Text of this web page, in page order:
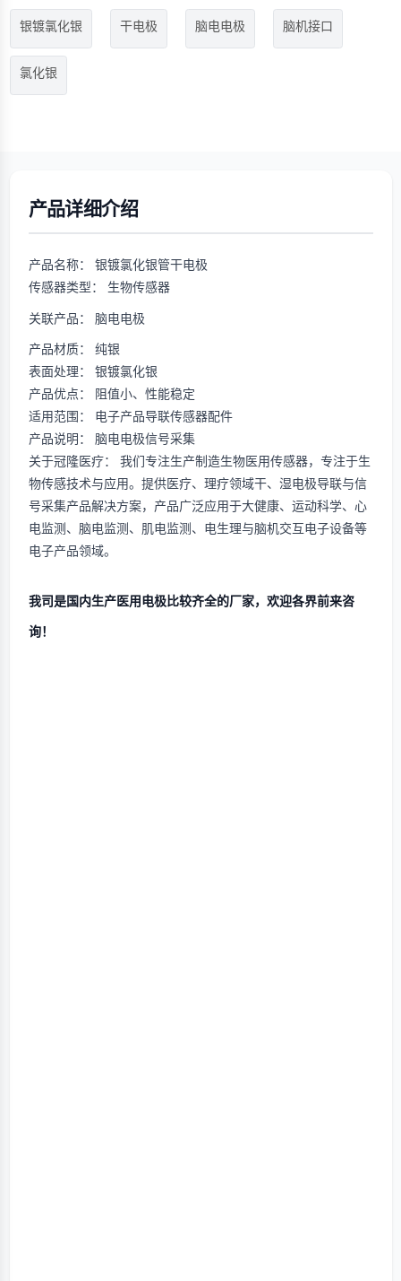
银镀氯化银 干电极 脑电电极 脑机接口
氯化银
产品详细介绍
产品名称： 银镀氯化银管干电极
传感器类型： 生物传感器
关联产品： 脑电电极
产品材质： 纯银
表面处理： 银镀氯化银
产品优点： 阻值小、性能稳定
适用范围： 电子产品导联传感器配件
产品说明： 脑电电极信号采集
关于冠隆医疗： 我们专注生产制造生物医用传感器，专注于生
物传感技术与应用。提供医疗、理疗领域干、湿电极导联与信
号采集产品解决方案，产品广泛应用于大健康、运动科学、心
电监测、脑电监测、肌电监测、电生理与脑机交互电子设备等
电子产品领域。
我司是国内生产医用电极比较齐全的厂家，欢迎各界前来咨
询！